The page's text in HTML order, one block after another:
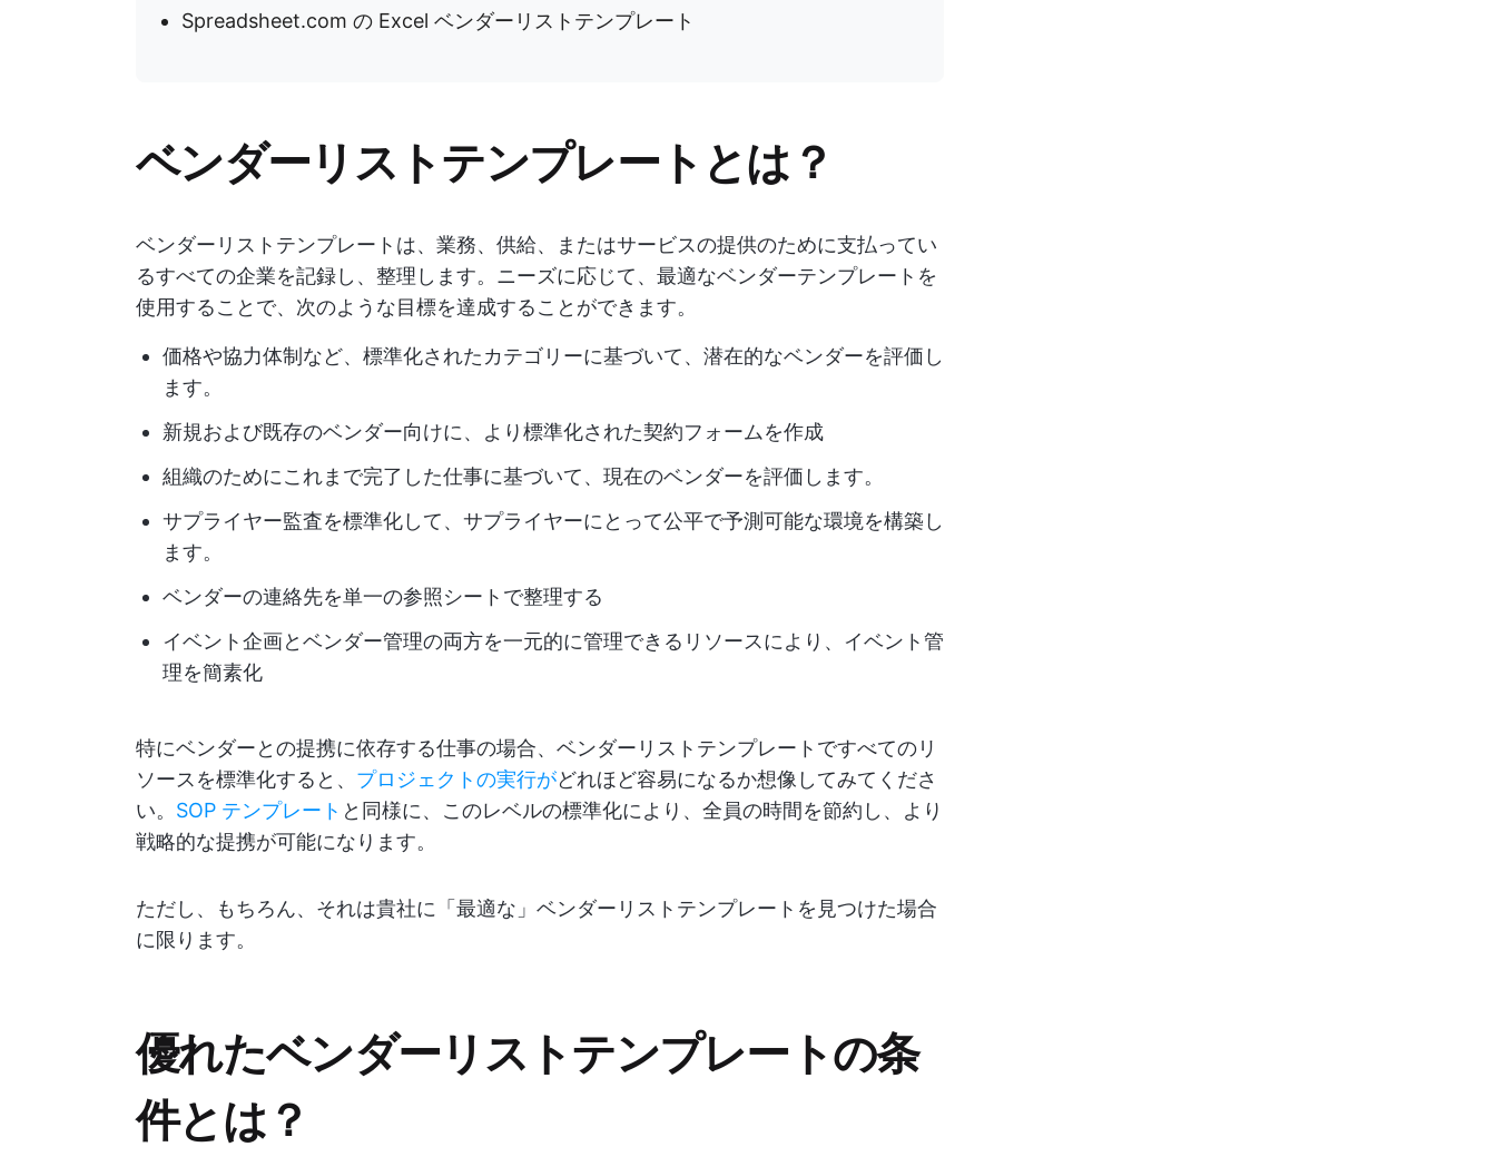
Spreadsheet.com の Excel ベンダーリストテンプレート
ベンダーリストテンプレートとは？
ベンダーリストテンプレートは、業務、供給、またはサービスの提供のために支払ってい
るすべての企業を記録し、整理します。ニーズに応じて、最適なベンダーテンプレートを
使用することで、次のような目標を達成することができます。
価格や協力体制など、標準化されたカテゴリーに基づいて、潜在的なベンダーを評価し
ます。
新規および既存のベンダー向けに、より標準化された契約フォームを作成
組織のためにこれまで完了した仕事に基づいて、現在のベンダーを評価します。
サプライヤー監査を標準化して、サプライヤーにとって公平で予測可能な環境を構築し
ます。
ベンダーの連絡先を単一の参照シートで整理する
イベント企画とベンダー管理の両方を一元的に管理できるリソースにより、イベント管
理を簡素化
特にベンダーとの提携に依存する仕事の場合、ベンダーリストテンプレートですべてのリ
ソースを標準化すると、 プロジェクトの実行がどれほど容易になるか想像してみてくださ
い。 SOP テンプレート と同様に、このレベルの標準化により、全員の時間を節約し、より
戦略的な提携が可能になります。
ただし、もちろん、それは貴社に「最適な」ベンダーリストテンプレートを見つけた場合
に限ります。
優れたベンダーリストテンプレートの条
件とは？